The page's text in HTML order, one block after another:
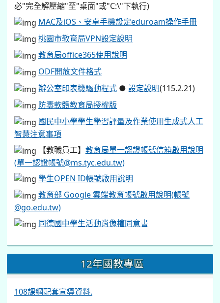
必"完全解壓縮"至"桌面"或"C:\"下執行)
MAC及iOS、安卓手機設定eduroam操作手冊
桃園市教育局VPN設定說明
教育局office365使用說明
ODF開放文件格式
辦公室印表機驅動程式 ● 設定說明(115.2.21)
防毒軟體教育局授權版
國民中小學學生學習評量及作業使用生成式人工
智慧注意事項
【教職員工】 教育局單一認證帳號信箱啟用說明
(單一認證帳號@ms.tyc.edu.tw)
學生OPEN ID帳號啟用說明
教育部 Google 雲端教育帳號啟用說明(帳號
@go.edu.tw)
同德國中學生活動肖像權同意書
12年國教專區
108課綱配套宣導資料.